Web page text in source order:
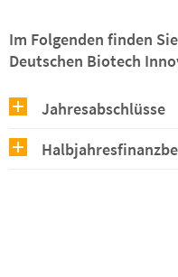
Im Folgenden finden
Deutschen Biotech
Jahresabschlüsse